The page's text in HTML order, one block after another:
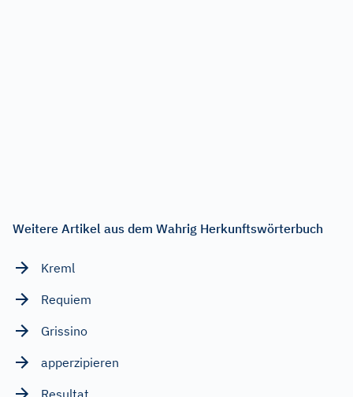
Weitere Artikel aus dem Wahrig Herkunftswörterbuch
Kreml
Requiem
Grissino
apperzipieren
Resultat